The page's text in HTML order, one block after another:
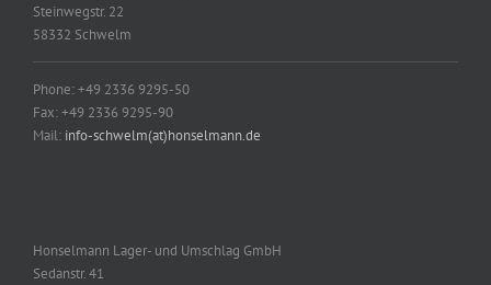
Steinwegstr. 22
58332 Schwelm
Phone: +49 2336 9295-50
Fax: +49 2336 9295-90
Mail: info-schwelm(at)honselmann.de
Honselmann Lager- und Umschlag GmbH
Sedanstr. 41